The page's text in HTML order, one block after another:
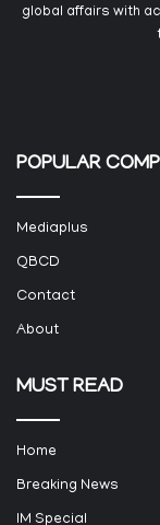
global affairs with
POPULAR
Mediaplus
QBCD
Contact
About
MUST READ
Home
Breaking News
IM Special